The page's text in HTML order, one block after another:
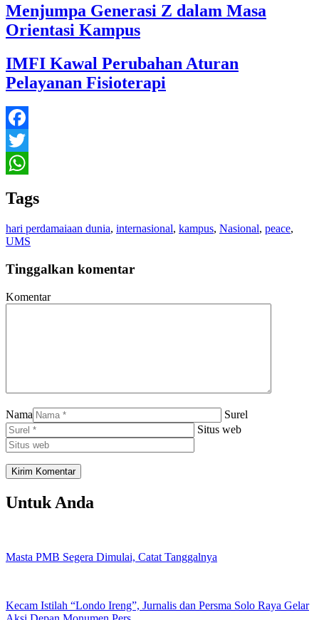
Menjumpa Generasi Z dalam Masa
Orientasi Kampus
IMFI Kawal Perubahan Aturan
Pelayanan Fisioterapi
Facebook
Twitter
Tags
hari perdamaiaan dunia, internasional, kampus, Nasional, peace,
UMS
Tinggalkan komentar
Komentar
Nama
Surel
Situs web
Untuk Anda
Masta PMB Segera Dimulai, Catat Tanggalnya
Kecam Istilah “Londo Ireng”, Jurnalis dan Persma Solo Raya Gelar